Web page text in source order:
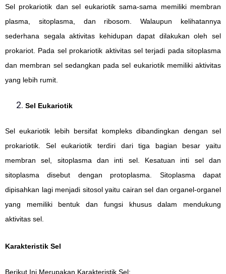
Sel prokariotik dan sel eukariotik sama-sama memiliki membran
plasma, sitoplasma, dan ribosom. Walaupun kelihatannya
sederhana segala aktivitas kehidupan dapat dilakukan oleh sel
prokariot. Pada sel prokariotik aktivitas sel terjadi pada sitoplasma
dan membran sel sedangkan pada sel eukariotik memiliki aktivitas
yang lebih rumit.
Sel Eukariotik
Sel eukariotik lebih bersifat kompleks dibandingkan dengan sel
prokariotik. Sel eukariotik terdiri dari tiga bagian besar yaitu
membran sel, sitoplasma dan inti sel. Kesatuan inti sel dan
sitoplasma disebut dengan protoplasma. Sitoplasma dapat
dipisahkan lagi menjadi sitosol yaitu cairan sel dan organel-organel
yang memiliki bentuk dan fungsi khusus dalam mendukung
aktivitas sel.
Karakteristik Sel
Berikut Ini Merupakan Karakteristik Sel: